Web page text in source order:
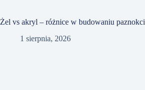
Żel vs akryl – różnice w budowaniu paznokci
1 sierpnia, 2026